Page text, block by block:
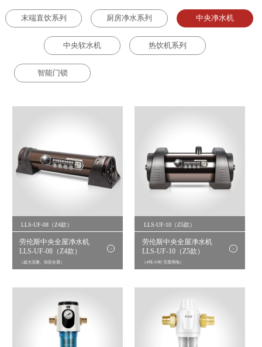
末端直饮系列 厨房净水系列 中央净水机
中央软水机 热饮机系列
智能门锁
LLS-UF-08（Z4款）
劳伦斯中央全屋净水机
LLS-UF-08（Z4款）
（超大流量、供应全屋）
>
LLS-UF-10（Z5款）
劳伦斯中央全屋净水机
LLS-UF-10（Z5款）
（4吨/小时 无需用电）
>